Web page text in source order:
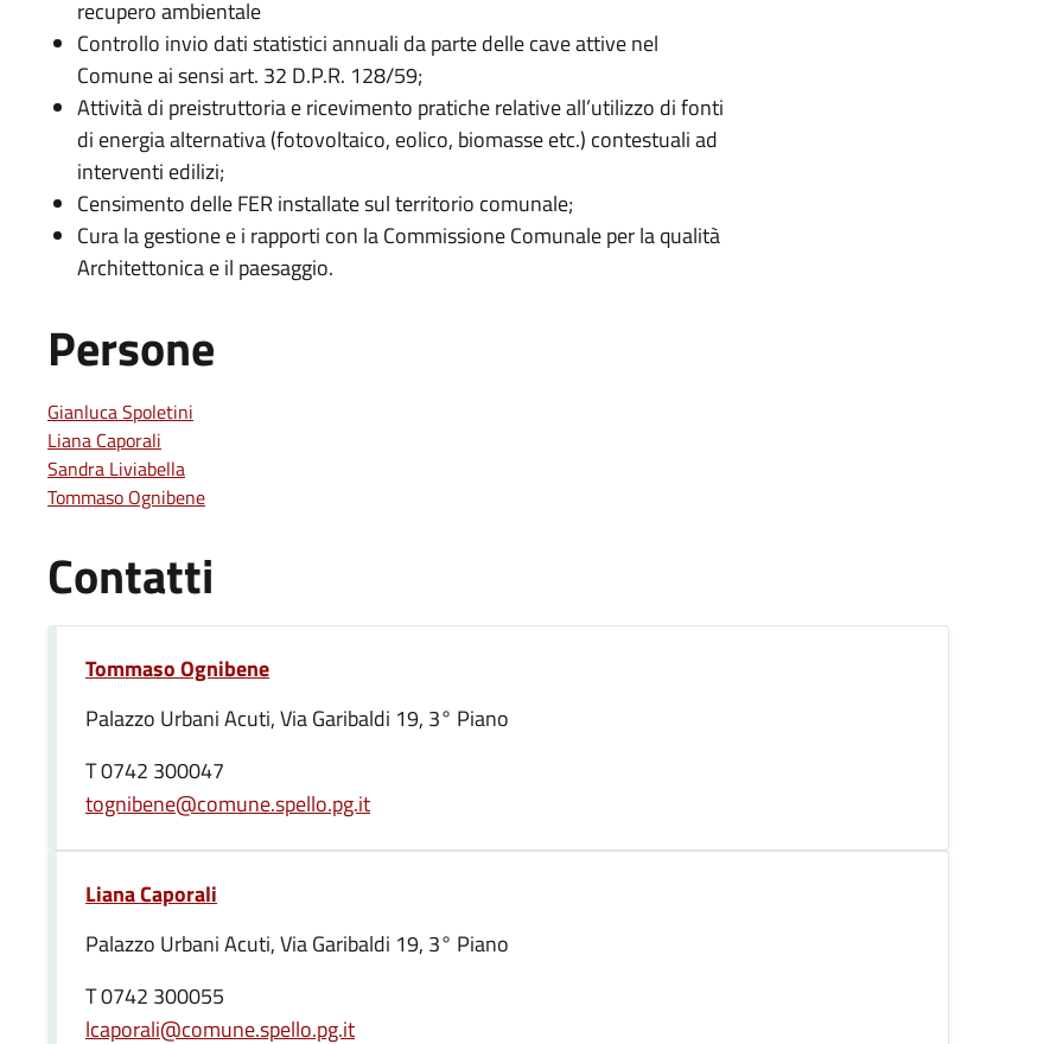
recupero ambientale
Controllo invio dati statistici annuali da parte delle cave attive nel
Comune ai sensi art. 32 D.P.R. 128/59;
Attività di preistruttoria e ricevimento pratiche relative all’utilizzo di fonti
di energia alternativa (fotovoltaico, eolico, biomasse etc.) contestuali ad
interventi edilizi;
Censimento delle FER installate sul territorio comunale;
Cura la gestione e i rapporti con la Commissione Comunale per la qualità
Architettonica e il paesaggio.
Persone
Gianluca Spoletini
Liana Caporali
Sandra Liviabella
Tommaso Ognibene
Contatti
Tommaso Ognibene
Palazzo Urbani Acuti, Via Garibaldi 19, 3° Piano
T 0742 300047
tognibene@comune.spello.pg.it
Liana Caporali
Palazzo Urbani Acuti, Via Garibaldi 19, 3° Piano
T 0742 300055
lcaporali@comune.spello.pg.it